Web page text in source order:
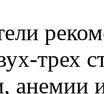
трех
анемии